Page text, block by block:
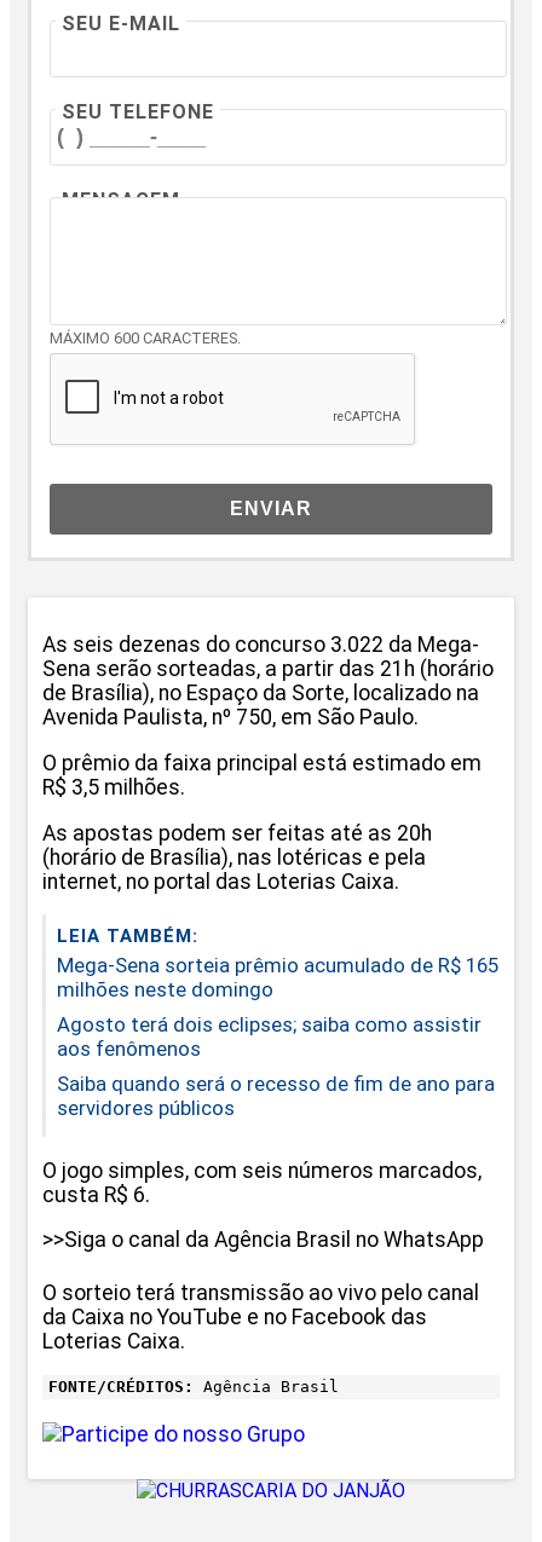
SEU E-MAIL
SEU TELEFONE
MENSAGEM
MÁXIMO 600 CARACTERES.
ENVIAR
As seis dezenas do concurso 3.022 da Mega-
Sena serão sorteadas, a partir das 21h (horário
de Brasília), no Espaço da Sorte, localizado na
Avenida Paulista, nº 750, em São Paulo.
O prêmio da faixa principal está estimado em
R$ 3,5 milhões.
As apostas podem ser feitas até as 20h
(horário de Brasília), nas lotéricas e pela
internet, no portal das Loterias Caixa.
LEIA TAMBÉM:
Mega-Sena sorteia prêmio acumulado de R$ 165
milhões neste domingo
Agosto terá dois eclipses; saiba como assistir
aos fenômenos
Saiba quando será o recesso de fim de ano para
servidores públicos
O jogo simples, com seis números marcados,
custa R$ 6.
>>Siga o canal da Agência Brasil no WhatsApp
O sorteio terá transmissão ao vivo pelo canal
da Caixa no YouTube e no Facebook das
Loterias Caixa.
FONTE/CRÉDITOS: Agência Brasil